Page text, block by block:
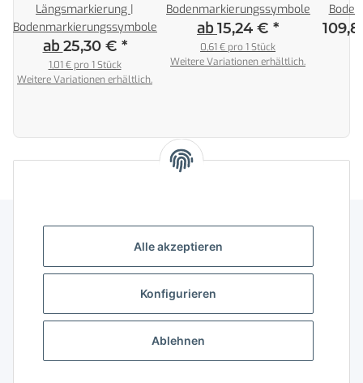
Alle akzeptieren
Konfigurieren
Ablehnen
Längsmarkierung |
Bodenmarkierungssymbole
ab 25,30 € *
1,01 € pro 1 Stück
Weitere Variationen erhältlich.
Bodenmarkierungssymbole
ab 15,24 € *
0,61 € pro 1 Stück
Weitere Variationen erhältlich.